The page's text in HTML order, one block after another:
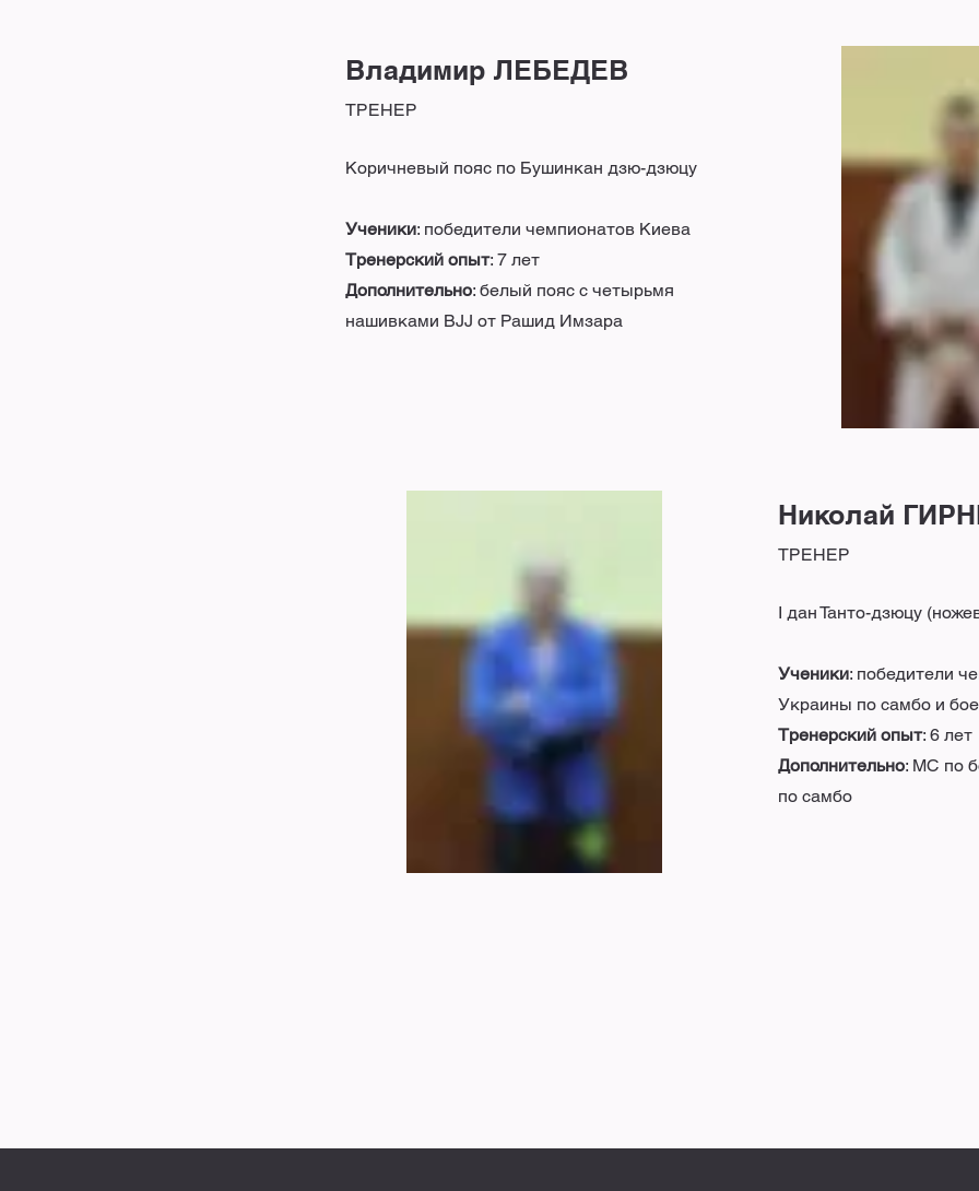
Владимир ЛЕБЕДЕВ
ТРЕНЕР
Коричневый пояс по Бушинкан дзю-дзюцу
Ученики: победители чемпионатов Киева
Тренерский опыт: 7 лет
Дополнительно: белый пояс с четырьмя
нашивками BJJ от Рашид Имзара
Николай
ТРЕНЕР
I дан Танто-дзюцу
Ученики: победители
Украины по самбо и
Тренерский опыт: 6 лет
Дополнительно: МС по
по самбо